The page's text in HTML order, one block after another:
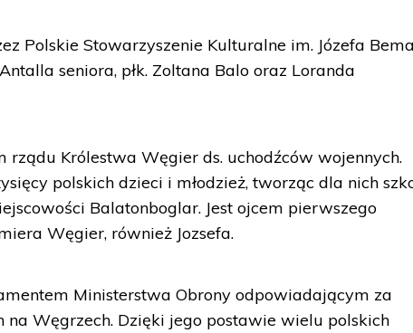
Polskie Stowarzyszenie Kulturalne im. Józefa
seniora, płk. Zoltana Balo oraz Loranda
rządu Królestwa Węgier ds. uchodźców wojennych.
polskich dzieci i młodzież, tworząc dla nich
Balatonboglar. Jest ojcem pierwszego
Węgier, również Jozsefa.
Ministerstwa Obrony odpowiadającym za
na Węgrzech. Dzięki jego postawie wielu polskich